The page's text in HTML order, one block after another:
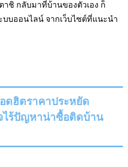
าชิ กลับมาที่บ้านของตัวเอง ก็
บออนไลน์ จากเว็บไซต์ที่แนะนำ
ดฮิตราคาประหยัด
ไร้ปัญหาน่าซื้อติดบ้าน